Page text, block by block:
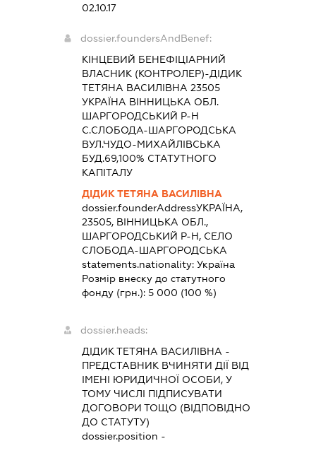
02.10.17
dossier.foundersAndBenef:
КІНЦЕВИЙ БЕНЕФІЦІАРНИЙ
ВЛАСНИК (КОНТРОЛЕР)-ДІДИК
ТЕТЯНА ВАСИЛІВНА 23505
УКРАЇНА ВІННИЦЬКА ОБЛ.
ШАРГОРОДСЬКИЙ Р-Н
С.СЛОБОДА-ШАРГОРОДСЬКА
ВУЛ.ЧУДО-МИХАЙЛІВСЬКА
БУД.69,100% СТАТУТНОГО
КАПІТАЛУ
ДІДИК ТЕТЯНА ВАСИЛІВНА
dossier.founderAddressУКРАЇНА,
23505, ВІННИЦЬКА ОБЛ.,
ШАРГОРОДСЬКИЙ Р-Н, СЕЛО
СЛОБОДА-ШАРГОРОДСЬКА
statements.nationality: Україна
Розмір внеску до статутного
фонду (грн.): 5 000 (100 %)
dossier.heads:
ДІДИК ТЕТЯНА ВАСИЛІВНА -
ПРЕДСТАВНИКВЧИНЯТИ ДІЇ ВІД
ІМЕНІ ЮРИДИЧНОЇ ОСОБИ, У
ТОМУ ЧИСЛІ ПІДПИСУВАТИ
ДОГОВОРИ ТОЩО (ВІДПОВІДНО
ДО СТАТУТУ)
dossier.position -